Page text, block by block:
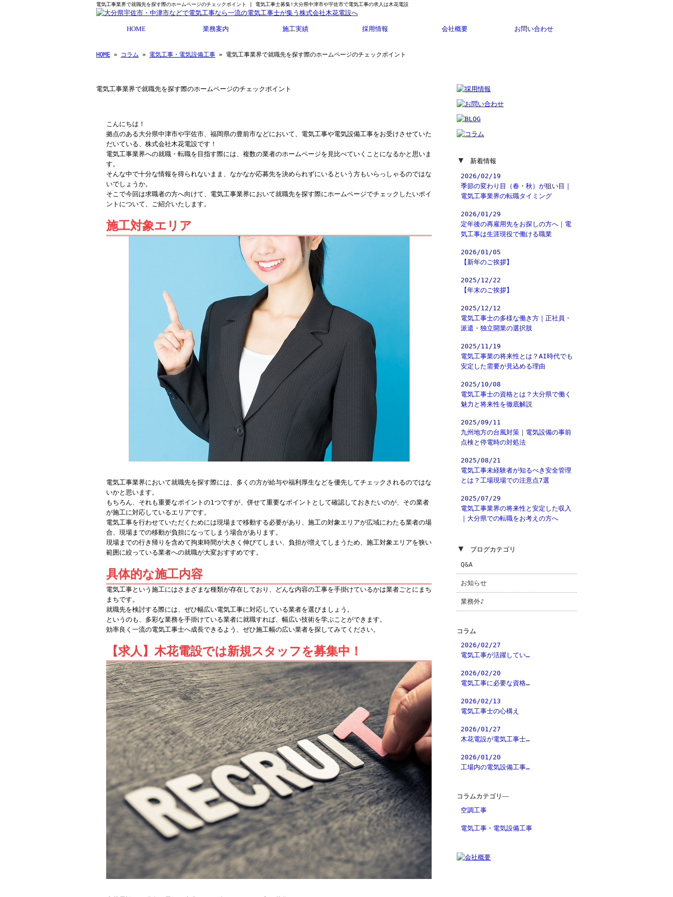
電気工事業界で就職先を探す際のホームページのチェックポイント | 電気工事士募集!大分県中津市や宇佐市で電気工事の求人は木花電設
HOME 業務案内 施工実績 採用情報 会社概要 お問い合わせ
HOME » コラム » 電気工事・電気設備工事 » 電気工事業界で就職先を探す際のホームページのチェックポイント
電気工事業界で就職先を探す際のホームページのチェックポイント
こんにちは！
拠点のある大分県中津市や宇佐市、福岡県の豊前市などにおいて、電気工事や電気設備工事をお受けさせていた
だいている、株式会社木花電設です！
電気工事業界への就職・転職を目指す際には、複数の業者のホームページを見比べていくことになるかと思いま
す。
そんな中で十分な情報を得られないまま、なかなか応募先を決められずにいるという方もいらっしゃるのではな
いでしょうか。
そこで今回は求職者の方へ向けて、電気工事業界において就職先を探す際にホームページでチェックしたいポイ
ントについて、ご紹介いたします。
施工対象エリア
電気工事業界において就職先を探す際には、多くの方が給与や福利厚生などを優先してチェックされるのではな
いかと思います。
もちろん、それも重要なポイントの1つですが、併せて重要なポイントとして確認しておきたいのが、その業者
が施工に対応しているエリアです。
電気工事を行わせていただくためには現場まで移動する必要があり、施工の対象エリアが広域にわたる業者の場
合、現場までの移動が負担になってしまう場合があります。
現場までの行き帰りを含めて拘束時間が大きく伸びてしまい、負担が増えてしまうため、施工対象エリアを狭い
範囲に絞っている業者への就職が大変おすすめです。
具体的な施工内容
電気工事という施工にはさまざまな種類が存在しており、どんな内容の工事を手掛けているかは業者ごとにまち
まちです。
就職先を検討する際には、ぜひ幅広い電気工事に対応している業者を選びましょう。
というのも、多彩な業務を手掛けている業者に就職すれば、幅広い技術を学ぶことができます。
効率良く一流の電気工事士へ成長できるよう、ぜひ施工幅の広い業者を探してみてください。
【求人】木花電設では新規スタッフを募集中！
▼ 新着情報
2026/02/19
季節の変わり目（春・秋）が狙い目｜
電気工事業界の転職タイミング
2026/01/29
定年後の再雇用先をお探しの方へ｜電
気工事は生涯現役で働ける職業
2026/01/05
【新年のご挨拶】
2025/12/22
【年末のご挨拶】
2025/12/12
電気工事士の多様な働き方｜正社員・
派遣・独立開業の選択肢
2025/11/19
電気工事業の将来性とは？AI時代でも
安定した需要が見込める理由
2025/10/08
電気工事士の資格とは？大分県で働く
魅力と将来性を徹底解説
2025/09/11
九州地方の台風対策｜電気設備の事前
点検と停電時の対処法
2025/08/21
電気工事未経験者が知るべき安全管理
とは？工場現場での注意点7選
2025/07/29
電気工事業界の将来性と安定した収入
｜大分県での転職をお考えの方へ
▼ ブログカテゴリ
Q&A
お知らせ
業務外♪
コラム
2026/02/27
電気工事が活躍してい…
2026/02/20
電気工事に必要な資格…
2026/02/13
電気工事士の心構え
2026/01/27
木花電設が電気工事士…
2026/01/20
工場内の電気設備工事…
コラムカテゴリ―
空調工事
電気工事・電気設備工事